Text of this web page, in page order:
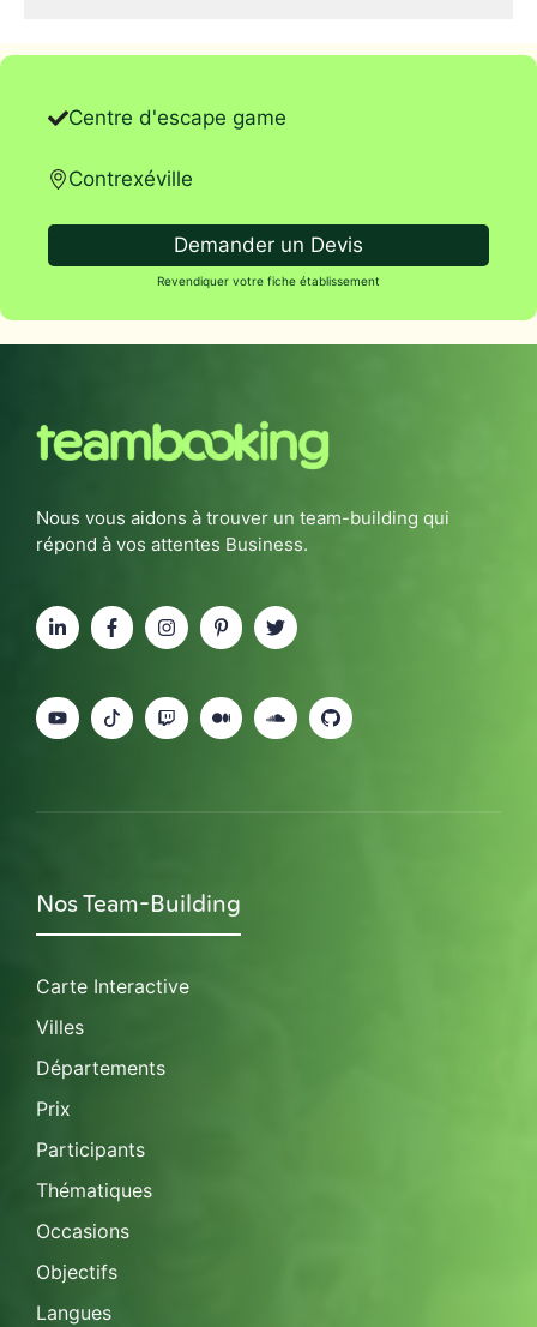
Centre d'escape game
Contrexéville
Demander un Devis
Revendiquer votre fiche établissement
Nous vous aidons à trouver un team-building qui
répond à vos attentes Business.
Nos Team-Building
Carte Interactive
Villes
Départements
Prix
Participants
Thématiques
Occasions
Objectifs
Langues